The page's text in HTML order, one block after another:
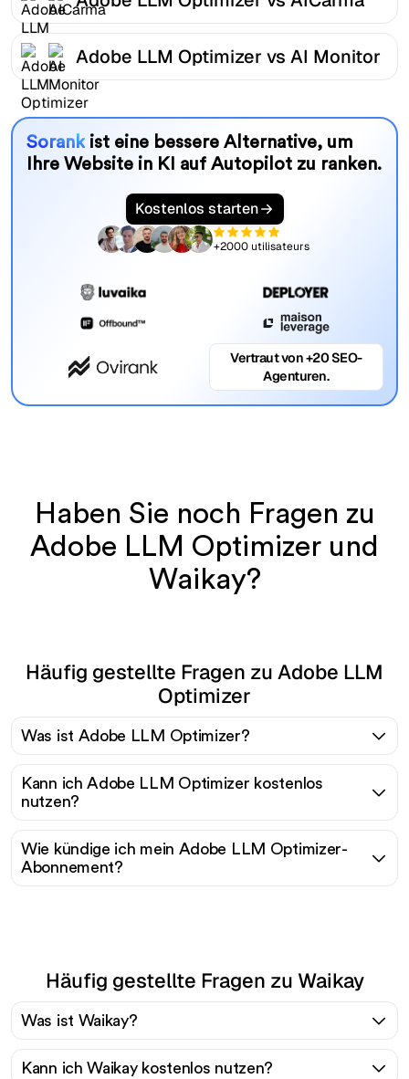
Adobe LLM Optimizer vs AI Monitor
Sorankist eine bessere Alternative, um
Ihre Website in KI auf Autopilot zu ranken.
Kostenlos starten
+2000 utilisateurs
Vertraut von +20 SEO-
Agenturen.
Haben Sie noch Fragen zu
Adobe LLM Optimizer und
Waikay?
Häufig gestellte Fragen zu Adobe LLM
Optimizer
Was ist Adobe LLM Optimizer?
Kann ich Adobe LLM Optimizer kostenlos
nutzen?
Wie kündige ich mein Adobe LLM Optimizer-
Abonnement?
Häufig gestellte Fragen zu Waikay
Was ist Waikay?
Kann ich Waikay kostenlos nutzen?